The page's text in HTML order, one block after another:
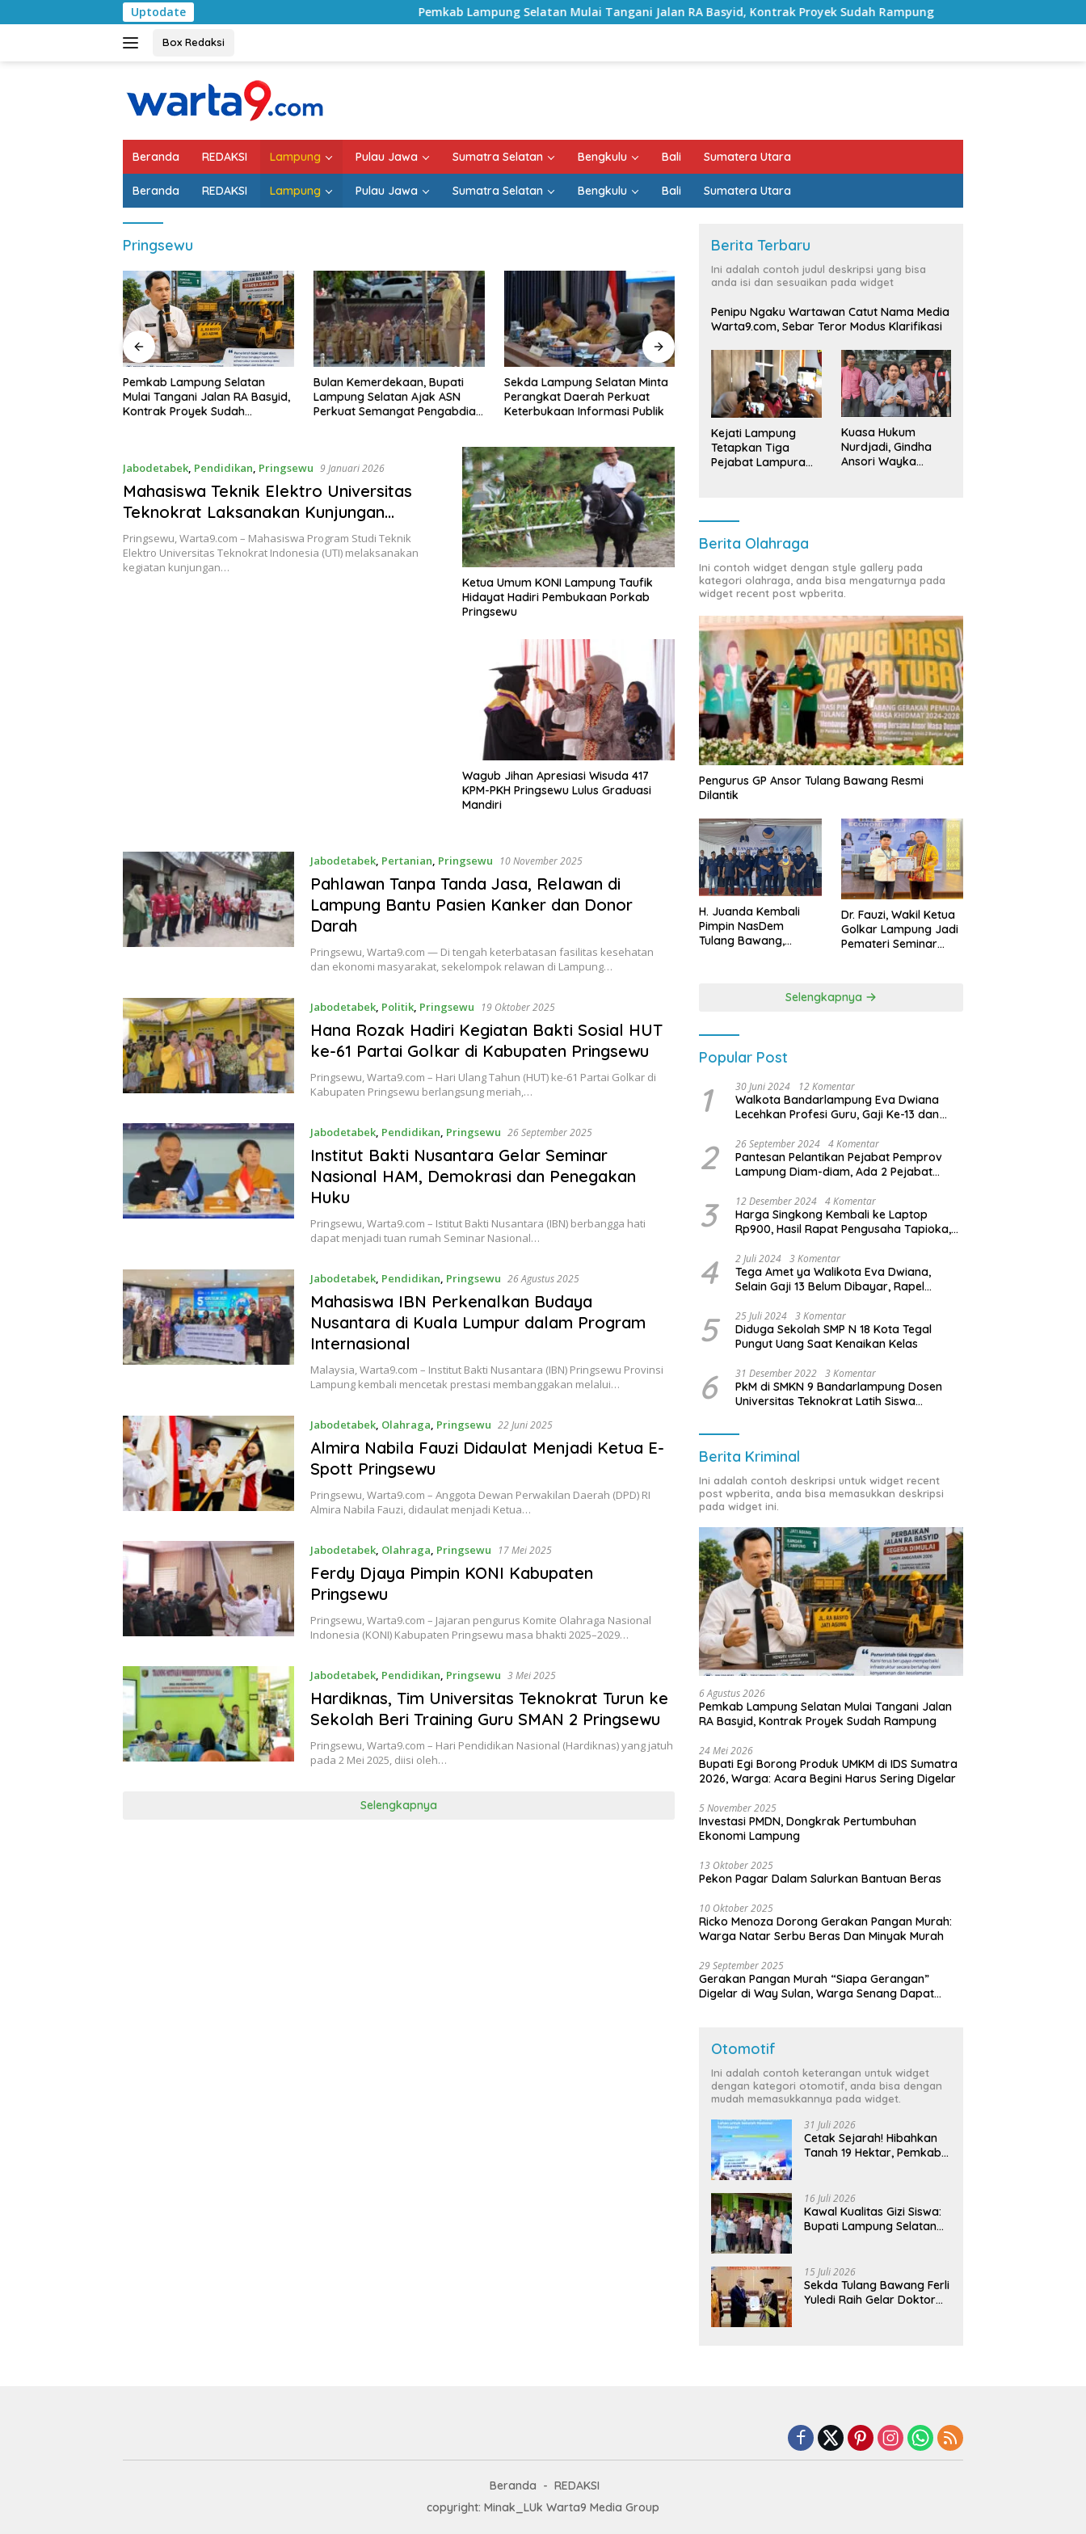
ke
Uptodate Pemkab Lampung Selatan Mulai Tangani Jalan RA Basyid, Kontrak Proyek Sudah Rampung Bulan Kemerdekaan, Bupati
Box Redaksi
Beranda REDAKSI Lampung Pulau Jawa Sumatra Selatan Bengkulu Bali Sumatera Utara
Beranda REDAKSI Lampung Pulau Jawa Sumatra Selatan Bengkulu Bali Sumatera Utara
Pringsewu
Bulan Kemerdekaan, Bupati
Lampung Selatan Ajak ASN
Perkuat Semangat Pengabdian
Sekda Lampung Selatan Minta
Perangkat Daerah Perkuat
Keterbukaan Informasi Publik
Bupati Radityo Egi Tekankan
Dua Kunci Utama
Pembangunan Desa: Impact
Tulang Bawang: ‘Kawah
Candradimuka’ Pencetak
Pimpinan Birokrasi Unggul di
Sedekah Bumi Sumur
Kumbang, Warisan 206 Tahun
yang Terus Dijaga Pemkab
Lampung Selatan dan
Masyarakat
Jabodetabek, Pendidikan, Pringsewu 9 Januari 2026
Mahasiswa Teknik Elektro Universitas
Teknokrat Laksanakan Kunjungan
Industri ke PLN ULTG Pagelaran
Pringsewu, Warta9.com – Mahasiswa Program Studi Teknik
Elektro Universitas Teknokrat Indonesia (UTI) melaksanakan
kegiatan kunjungan…
Ketua Umum KONI Lampung Taufik
Hidayat Hadiri Pembukaan Porkab
Pringsewu
Wagub Jihan Apresiasi Wisuda 417
KPM-PKH Pringsewu Lulus Graduasi
Mandiri
Jabodetabek, Pertanian Pringsewu 10 November 2025
Pahlawan Tanpa Tanda Jasa, Relawan di
Lampung Bantu Pasien Kanker dan Donor
Darah
Pringsewu, Warta9.com — Di tengah keterbatasan fasilitas kesehatan
dan ekonomi masyarakat, sekelompok relawan di Lampung…
Jabodetabek, Politik, Pringsewu 19 Oktober 2025
Hana Rozak Hadiri Kegiatan Bakti Sosial HUT
ke-61 Partai Golkar di Kabupaten Pringsewu
Pringsewu, Warta9.com – Hari Ulang Tahun (HUT) ke-61 Partai Golkar di
Kabupaten Pringsewu berlangsung meriah,…
Jabodetabek, Pendidikan Pringsewu 26 September 2025
Institut Bakti Nusantara Gelar Seminar
Nasional HAM, Demokrasi dan Penegakan
Huku
Pringsewu, Warta9.com – Istitut Bakti Nusantara (IBN) berbangga hati
dapat menjadi tuan rumah Seminar Nasional…
Jabodetabek, Pendidikan Pringsewu 26 Agustus 2025
Mahasiswa IBN Perkenalkan Budaya
Nusantara di Kuala Lumpur dalam Program
Internasional
Malaysia, Warta9.com – Institut Bakti Nusantara (IBN) Pringsewu Provinsi
Lampung kembali mencetak prestasi membanggakan melalui…
Jabodetabek, Olahraga Pringsewu 22 Juni 2025
Almira Nabila Fauzi Didaulat Menjadi Ketua E-
Spott Pringsewu
Pringsewu, Warta9.com – Anggota Dewan Perwakilan Daerah (DPD) RI
Almira Nabila Fauzi, didaulat menjadi Ketua…
Jabodetabek, Olahraga Pringsewu 17 Mei 2025
Ferdy Djaya Pimpin KONI Kabupaten
Pringsewu
Pringsewu, Warta9.com – Jajaran pengurus Komite Olahraga Nasional
Indonesia (KONI) Kabupaten Pringsewu masa bhakti 2025–2029…
Jabodetabek, Pendidikan Pringsewu 3 Mei 2025
Hardiknas, Tim Universitas Teknokrat Turun ke
Sekolah Beri Training Guru SMAN 2 Pringsewu
Pringsewu, Warta9.com – Hari Pendidikan Nasional (Hardiknas) yang jatuh
pada 2 Mei 2025, diisi oleh…
Selengkapnya
Berita Terbaru
Ini adalah contoh judul deskripsi yang bisa
anda isi dan sesuaikan pada widget
Penipu Ngaku Wartawan Catut Nama Media
Warta9.com, Sebar Teror Modus Klarifikasi
Kejati Lampung
Tetapkan Tiga
Pejabat Lampura
Kuasa Hukum
Nurdjadi, Gindha
Ansori Wayka
Berita Olahraga
Ini contoh widget dengan style gallery pada
kategori olahraga, anda bisa mengaturnya pada
widget recent post wpberita.
Pengurus GP Ansor Tulang Bawang Resmi
Dilantik
H. Juanda Kembali
Pimpin NasDem
Tulang Bawang,
Dr. Fauzi, Wakil Ketua
Golkar Lampung Jadi
Pemateri Seminar
Kebangsaan
Selengkapnya
Popular Post
1 30 Juni 2024 12 Komentar
Walkota Bandarlampung Eva Dwiana
Lecehkan Profesi Guru, Gaji Ke-13 dan
2 26 September 2024 4 Komentar
Pantesan Pelantikan Pejabat Pemprov
Lampung Diam-diam, Ada 2 Pejabat
3 12 Desember 2024 4 Komentar
Harga Singkong Kembali ke Laptop
Rp900, Hasil Rapat Pengusaha Tapioka,
Lampung
4 2 Juli 2024 3 Komentar
Tega Amet ya Walikota Eva Dwiana,
Selain Gaji 13 Belum Dibayar, Rapel
Dibayar
5 25 Juli 2024 3 Komentar
Diduga Sekolah SMP N 18 Kota Tegal
Pungut Uang Saat Kenaikan Kelas
6 31 Desember 2022 3 Komentar
PkM di SMKN 9 Bandarlampung Dosen
Universitas Teknokrat Latih Siswa
Berita Kriminal
Ini adalah contoh deskripsi untuk widget recent
post wpberita, anda bisa memasukkan deskripsi
pada widget ini.
6 Agustus 2026
Pemkab Lampung Selatan Mulai Tangani Jalan
RA Basyid, Kontrak Proyek Sudah Rampung
24 Mei 2026
Bupati Egi Borong Produk UMKM di IDS Sumatra
2026, Warga: Acara Begini Harus Sering Digelar
5 November 2025
Investasi PMDN, Dongkrak Pertumbuhan
Ekonomi Lampung
13 Oktober 2025
Pekon Pagar Dalam Salurkan Bantuan Beras
10 Oktober 2025
Ricko Menoza Dorong Gerakan Pangan Murah:
Warga Natar Serbu Beras Dan Minyak Murah
29 September 2025
Gerakan Pangan Murah “Siapa Gerangan”
Digelar di Way Sulan, Warga Senang Dapat
Otomotif
Ini adalah contoh keterangan untuk widget
dengan kategori otomotif, anda bisa dengan
mudah memasukkannya pada widget.
31 Juli 2026
Cetak Sejarah! Hibahkan
Tanah 19 Hektar, Pemkab
Terintegrasi Pertama di
Lampung
16 Juli 2026
Kawal Kualitas Gizi Siswa:
Bupati Lampung Selatan
Bergizi Gratis di Natar
15 Juli 2026
Sekda Tulang Bawang Ferli
Yuledi Raih Gelar Doktor
Beranda
REDAKSI
copyright: Minak_LUk Warta9 Media Group